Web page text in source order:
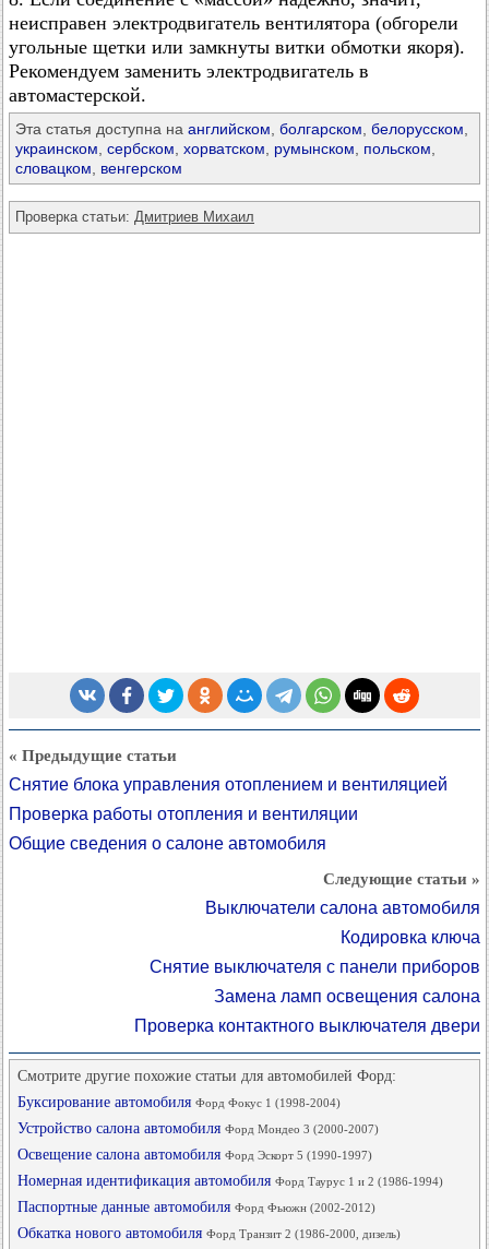
неисправен электродвигатель вентилятора (обгорели
угольные щетки или замкнуты витки обмотки якоря).
Рекомендуем заменить электродвигатель в
автомастерской.
Эта статья доступна на английском болгарском белорусском
украинском сербском хорватском румынском польском
словацком
венгерском
Проверка статьи: Дмитриев Михаил
« Предыдущие статьи
Снятие блока управления отоплением и вентиляцией
Проверка работы отопления и вентиляции
Общие сведения о салоне автомобиля
Следующие статьи »
Выключатели салона автомобиля
Кодировка ключа
Снятие выключателя с панели приборов
Замена ламп освещения салона
Проверка контактного выключателя двери
Смотрите другие похожие статьи для автомобилей Форд:
Буксирование автомобиля Форд Фокус 1 (1998-2004)
Устройство салона автомобиля Форд Мондео 3 (2000-2007)
Освещение салона автомобиля Форд Эскорт 5 (1990-1997)
Номерная идентификация автомобиля Форд Таурус 1 и 2 (1986-1994)
Паспортные данные автомобиля Форд Фьюжн (2002-2012)
Обкатка нового автомобиля Форд Транзит 2 (1986-2000, дизель)